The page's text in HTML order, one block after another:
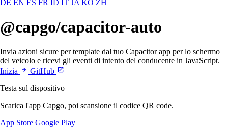
DE EN ES FR ID IT JA KO ZH
@capgo/capacitor-auto
Invia azioni sicure per template dal tuo Capacitor app per lo schermo
del veicolo e ricevi gli eventi di intento del conducente in JavaScript.
Inizia
GitHub
Testa sul dispositivo
Scarica l'app Capgo, poi scansione il codice QR code.
App Store Google Play